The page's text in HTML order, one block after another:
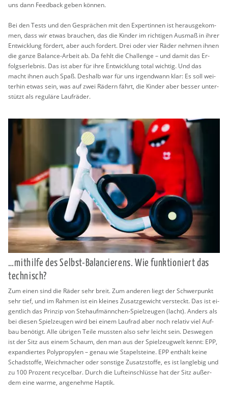
uns dann Feed­back geben kön­nen.
Bei den Tests und den Ge­sprä­chen mit den Ex­per­tin­nen ist her­aus­ge­kom­
men, dass wir etwas brau­chen, das die Kin­der im rich­ti­gen Aus­maß in ihrer
Ent­wick­lung för­dert, aber auch for­dert. Drei oder vier Räder neh­men ihnen
die ganze Ba­lan­ce-Ar­beit ab. Da fehlt die Chal­len­ge – und damit das Er­
folgs­er­leb­nis. Das ist aber für ihre Ent­wick­lung total wich­tig. Und das
macht ihnen auch Spaß. Des­halb war für uns ir­gend­wann klar: Es soll wei­
ter­hin etwas sein, was auf zwei Rä­dern fährt, die Kin­der aber bes­ser un­ter­
stützt als re­gu­lä­re Lauf­rä­der.
…mit­hil­fe des Selbst-Ba­lan­cie­rens. Wie funk­tio­niert das
tech­nisch?
Zum einen sind die Räder sehr breit. Zum an­de­ren liegt der Schwer­punkt
sehr tief, und im Rah­men ist ein klei­nes Zu­satz­ge­wicht ver­steckt. Das ist ei­
gent­lich das Prin­zip von Steh­auf­männ­chen-Spiel­zeu­gen (lacht). An­ders als
bei die­sen Spiel­zeu­gen wird bei einem Lauf­rad aber noch re­la­tiv viel Auf­
bau be­nö­tigt. Alle üb­ri­gen Teile muss­ten also sehr leicht sein. Des­we­gen
ist der Sitz aus einem Schaum, den man aus der Spiel­zeug­welt kennt: EPP,
ex­pan­dier­tes Po­ly­pro­py­len – genau wie Sta­pel­stei­ne. EPP ent­hält keine
Schad­stof­fe, Weich­ma­cher oder sons­ti­ge Zu­satz­stof­fe, es ist lang­le­big und
zu 100 Pro­zent re­cy­cel­bar. Durch die Luftein­schlüs­se hat der Sitz au­ßer­
dem eine warme, an­ge­neh­me Hap­tik.